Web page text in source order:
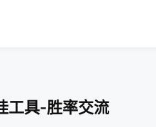
工具-胜率交流